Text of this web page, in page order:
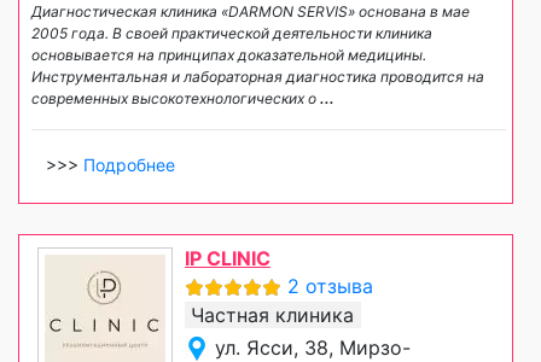
Диагностическая клиника «DARMON SERVIS» основана в мае
2005 года. В своей практической деятельности клиника
основывается на принципах доказательной медицины.
Инструментальная и лабораторная диагностика проводится на
современных высокотехнологических о ...
>>> Подробнее
IP CLINIC
2 отзыва
Частная клиника
ул. Ясси, 38, Мирзо-